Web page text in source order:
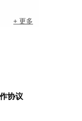
+ 更多
协议